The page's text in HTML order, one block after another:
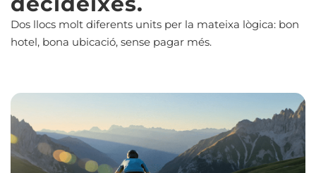
Dos llocs molt diferents units per la mateixa lògica: bon
hotel, bona ubicació, sense pagar més.